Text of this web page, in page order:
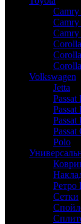
Volkswagen
Jetta
Passat
Passat
Passat
Passat
Polo
Ретро
Сетки